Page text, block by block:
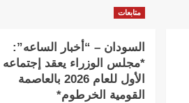
متابعات
السودان – “أخبار الساعه”:
*مجلس الوزراء يعقد إجتماعه
الأول للعام 2026 بالعاصمة
القومية الخرطوم*